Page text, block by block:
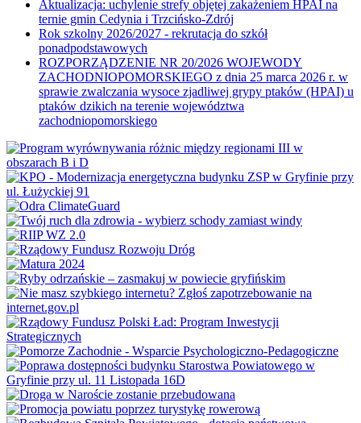
Aktualizacja: uchylenie strefy objętej zakażeniem HPAI na
ternie gmin Cedynia i Trzcińsko-Zdrój
Rok szkolny 2026/2027 - rekrutacja do szkół
ponadpodstawowych
ROZPORZĄDZENIE NR 20/2026 WOJEWODY
ZACHODNIOPOMORSKIEGO z dnia 25 marca 2026 r. w
sprawie zwalczania wysoce zjadliwej grypy ptaków (HPAI) u
ptaków dzikich na terenie województwa
zachodniopomorskiego